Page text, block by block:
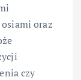
oraz
czy